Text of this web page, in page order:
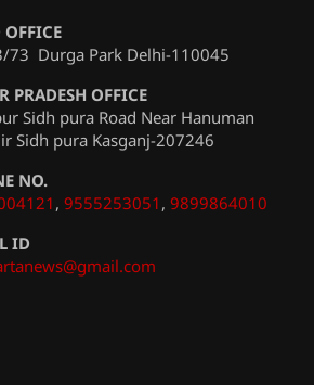
OFFICE
73 Durga Park Delhi-110045
PRADESH OFFICE
Sidh pura Road Near Hanuman
Sidh pura Kasganj-207246
NO.
, 9555253051 , 9899864010
ID